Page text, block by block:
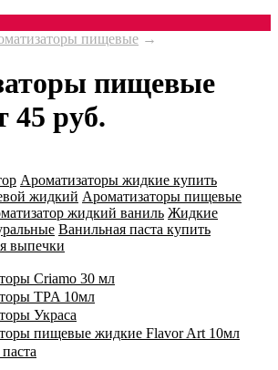
пищевые →
пищевые
45 руб.
Ароматизаторы жидкие купить
жидкий Ароматизаторы пищевые
жидкий ваниль Жидкие
Ванильная паста купить
выпечки
Criamo 30 мл
TPA 10мл
Украса
пищевые жидкие Flavor Art 10мл